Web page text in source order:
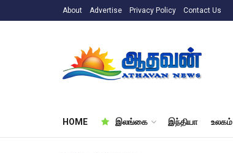
About Advertise Privacy Policy Contact Us
HOME இலங்கை இந்தியா உலகம்